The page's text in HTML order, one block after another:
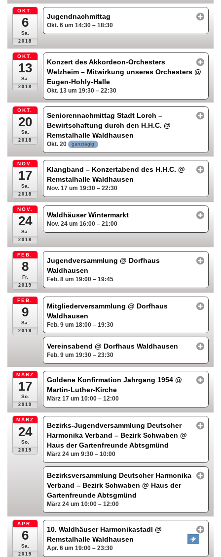
OKT.
6
Sa.
2018
Jugendnachmittag
Okt. 6 um 14:30 – 18:30
OKT.
13
Sa.
2018
Konzert des Akkordeon-Orchesters
Welzheim – Mitwirkung unseres Orchesters@
Eugen-Hohly-Halle
Okt. 13 um 19:30 – 22:30
OKT.
20
Sa.
2018
Seniorennachmittag Stadt Lorch –
Bewirtschaftung durch den H.H.C.@
Remstalhalle Waldhausen
Okt. 20 ganztägig
NOV.
17
Sa.
2018
Klangband – Konzertabend des H.H.C.@
Remstalhalle Waldhausen
Nov. 17 um 19:30 – 22:30
NOV.
24
Sa.
2018
Waldhäuser Wintermarkt
Nov. 24 um 16:00 – 21:00
FEB.
8
Fr.
2019
Jugendversammlung@ Dorfhaus
Waldhausen
Feb. 8 um 19:00 – 19:45
FEB.
9
Sa.
2019
Mitgliederversammlung@ Dorfhaus
Waldhausen
Feb. 9 um 18:00 – 19:30
Vereinsabend@ Dorfhaus Waldhausen
Feb. 9 um 19:30 – 23:30
MÄRZ
17
So.
2019
Goldene Konfirmation Jahrgang 1954@
Martin-Luther-Kirche
März 17 um 10:00 – 12:00
MÄRZ
24
So.
2019
Bezirks-Jugendversammlung Deutscher
Harmonika Verband – Bezirk Schwaben@
Haus der Gartenfreunde Abtsgmünd
März 24 um 9:30 – 10:00
Bezirksversammlung Deutscher Harmonika
Verband – Bezirk Schwaben@ Haus der
Gartenfreunde Abtsgmünd
März 24 um 10:00 – 12:00
APR.
6
Sa.
2019
10. Waldhäuser Harmonikastadl@
Remstalhalle Waldhausen
Apr. 6 um 19:00 – 23:30